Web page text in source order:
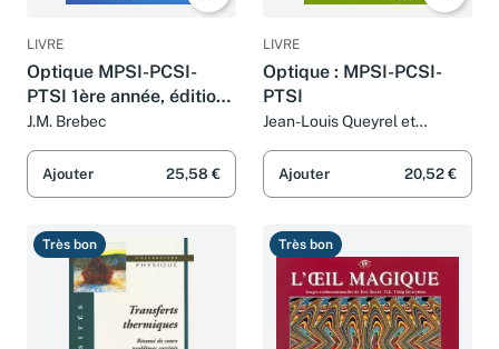
LIVRE
Optique MPSI-PCSI-
PTSI 1ère année, édition
2003 : Cours et
exercices corrigés
J.M. Brebec
Ajouter 25,58 €
LIVRE
Optique : MPSI-PCSI-
PTSI
Jean-Louis Queyrel et
Ajouter 20,52 €
Très bon Très bon